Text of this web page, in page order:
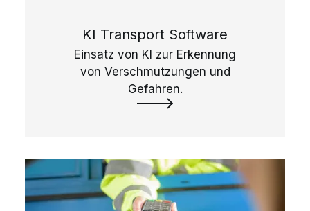
KI Transport Software
Einsatz von KI zur Erkennung
von Verschmutzungen und
Gefahren.